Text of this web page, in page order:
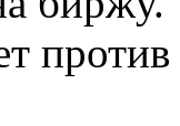
против